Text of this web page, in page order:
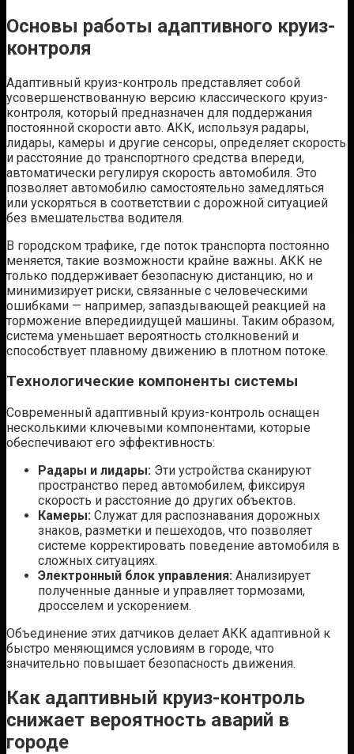
Основы работы адаптивного круиз-
контроля
Адаптивный круиз-контроль представляет собой
усовершенствованную версию классического круиз-
контроля, который предназначен для поддержания
постоянной скорости авто. АКК, используя радары,
лидары, камеры и другие сенсоры, определяет скорость
и расстояние до транспортного средства впереди,
автоматически регулируя скорость автомобиля. Это
позволяет автомобилю самостоятельно замедляться
или ускоряться в соответствии с дорожной ситуацией
без вмешательства водителя.
В городском трафике, где поток транспорта постоянно
меняется, такие возможности крайне важны. АКК не
только поддерживает безопасную дистанцию, но и
минимизирует риски, связанные с человеческими
ошибками — например, запаздывающей реакцией на
торможение впередиидущей машины. Таким образом,
система уменьшает вероятность столкновений и
способствует плавному движению в плотном потоке.
Технологические компоненты системы
Современный адаптивный круиз-контроль оснащен
несколькими ключевыми компонентами, которые
обеспечивают его эффективность:
Радары и лидары: Эти устройства сканируют
пространство перед автомобилем, фиксируя
скорость и расстояние до других объектов.
Камеры: Служат для распознавания дорожных
знаков, разметки и пешеходов, что позволяет
системе корректировать поведение автомобиля в
сложных ситуациях.
Электронный блок управления: Анализирует
полученные данные и управляет тормозами,
дросселем и ускорением.
Объединение этих датчиков делает АКК адаптивной к
быстро меняющимся условиям в городе, что
значительно повышает безопасность движения.
Как адаптивный круиз-контроль
снижает вероятность аварий в
городе